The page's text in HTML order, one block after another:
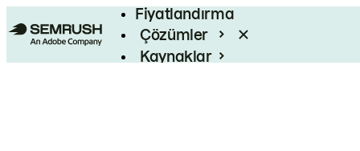
Fiyatlandırma
Çözümler
Kaynaklar